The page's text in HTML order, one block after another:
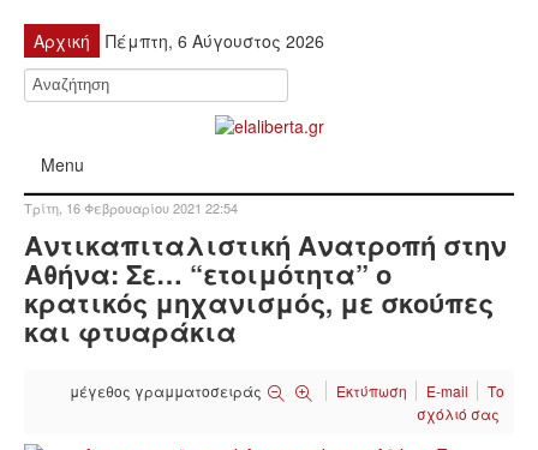
Αρχική Πέμπτη, 6 Αύγουστος 2026
Menu
ΚΙΝΗΤΟΠΟΙΉΣΕΙΣ
ΕΙΔΉΣΕΙΣ
ΑΝΑΚΟΙΝΏΣΕΙΣ
Τρίτη, 16 Φεβρουαρίου 2021 22:54
Αντικαπιταλιστική Ανατροπή στην
Αθήνα: Σε… “ετοιμότητα” ο
κρατικός μηχανισμός, με σκούπες
και φτυαράκια
μέγεθος γραμματοσειράς Εκτύπωση E-mail
Το
σχόλιό σας